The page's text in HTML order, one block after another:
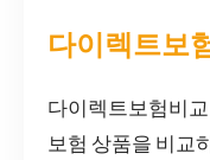
다이렉트보
다이렉트보험비
보험 상품을 비교